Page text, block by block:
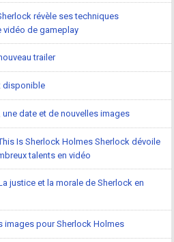
révèle ses techniques
vidéo de gameplay
trailer
disponible
date et de nouvelles images
Is Sherlock Holmes Sherlock dévoile
talents en vidéo
justice et la morale de Sherlock en
images pour Sherlock Holmes